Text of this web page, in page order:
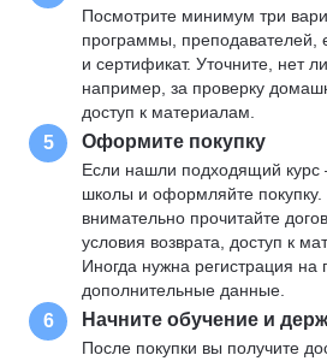
Посмотрите минимум три
программы, преподавателей,
и сертификат. Уточните, нет
например, за проверку
доступ к материалам.
5 Оформите покупку
Если нашли подходящий курс
школы и оформляйте
внимательно прочитайте
условия возврата, доступ к
Иногда нужна регистрация
дополнительные данные.
6 Начните обучение и
После покупки вы получите